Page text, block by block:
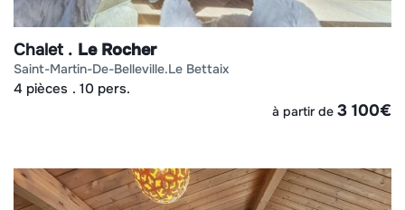
Chalet Le Rocher
saint-martin-de-belleville le bettaix
4 pièces 10 pers.
à partir de 3 100€